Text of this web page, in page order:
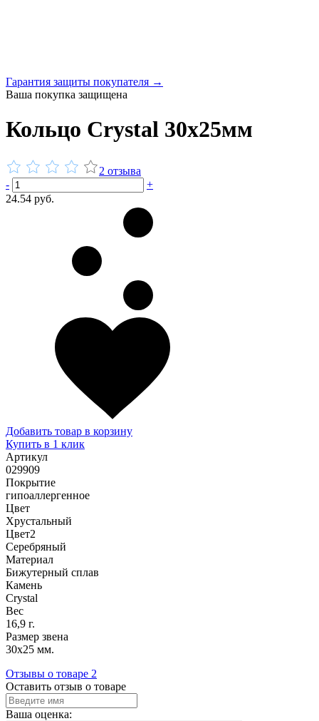
Гарантия защиты покупателя →
Ваша покупка защищена
Кольцо Сrystal 30x25мм
2 отзыва
-
+
24.54 руб.
Добавить товар в корзину
Купить в 1 клик
Артикул
029909
Покрытие
гипоаллергенное
Цвет
Хрустальный
Цвет2
Серебряный
Материал
Бижутерный сплав
Камень
Сrystal
Вес
16,9 г.
Размер звена
30х25 мм.
Отзывы о товаре 2
Оставить отзыв о товаре
Ваша оценка: